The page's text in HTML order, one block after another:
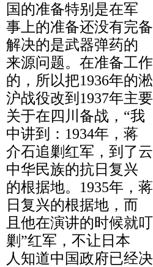
国的准备特别是在军
事上的准备还没有完
解决的是武器弹药的
来源问题。在准备工
的，所以把1936年的淞
沪战役改到1937年主
关于在四川备战，“我
中讲到：1934年，蒋
介石追剿红军，到了
中华民族的抗日复兴
的根据地。1935年，
日复兴的根据地，而
且他在演讲的时候就
剿”红军，不让日本
人知道中国政府已经